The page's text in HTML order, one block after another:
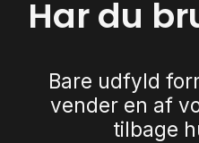
Har du
Bare udfyld
vender en af
tilbage